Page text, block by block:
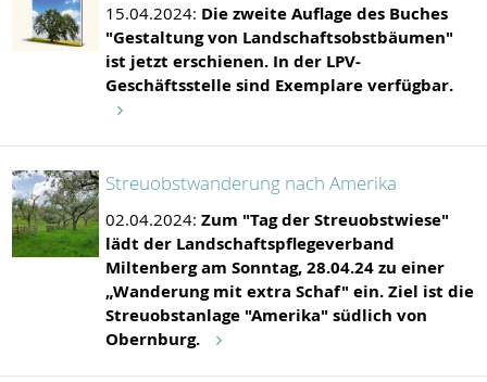
15.04.2024: Die zweite Auflage des Buches
"Gestaltung von Landschaftsobstbäumen"
ist jetzt erschienen. In der LPV-
Geschäftsstelle sind Exemplare verfügbar.
Streuobstwanderung nach Amerika
02.04.2024:Zum "Tag der Streuobstwiese"
lädt der Landschaftspflegeverband
Miltenberg am Sonntag, 28.04.24 zu einer
„Wanderung mit extra Schaf" ein. Ziel ist die
Streuobstanlage "Amerika" südlich von
Obernburg.